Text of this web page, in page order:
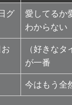
グ
愛してるか
わからない
（好きな
が一番
今はもう全